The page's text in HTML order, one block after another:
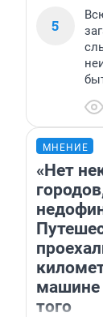
5
МНЕНИЕ
«Нет
машине
того